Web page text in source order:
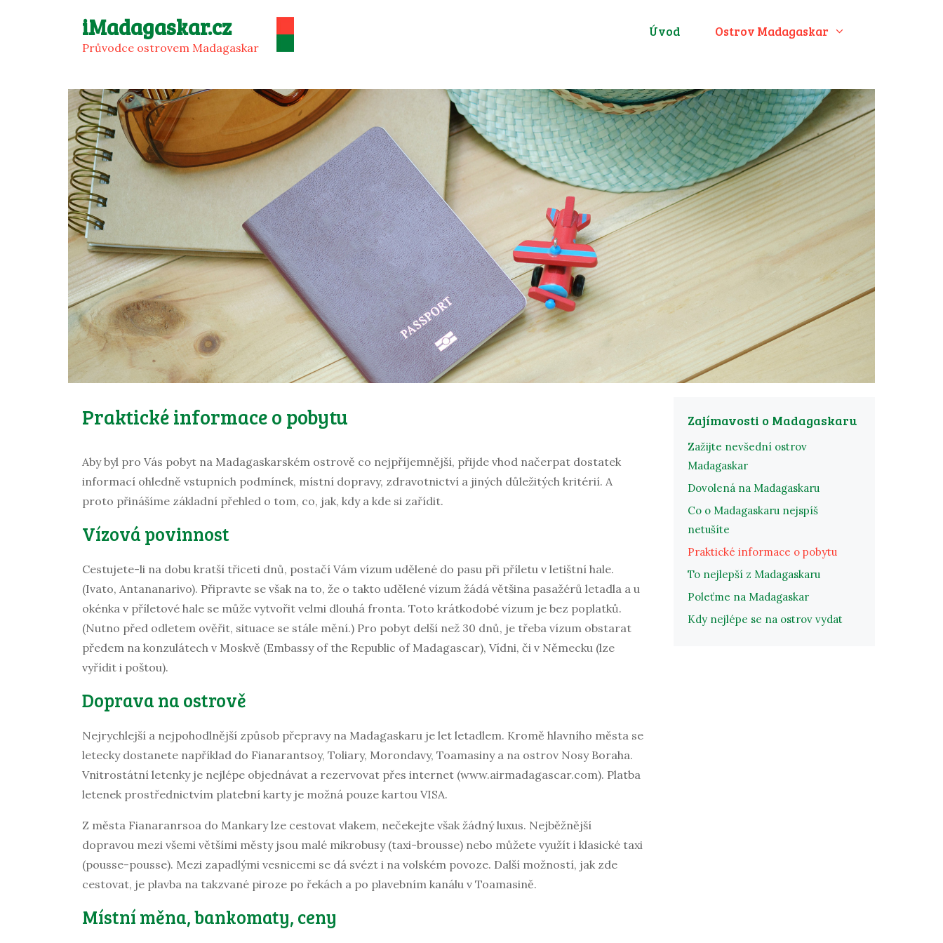
iMadagaskar.cz
Průvodce ostrovem Madagaskar
Úvod Ostrov Madagaskar
Praktické informace o pobytu
Aby byl pro Vás pobyt na Madagaskarském ostrově co nejpříjemnější, přijde vhod načerpat dostatek
informací ohledně vstupních podmínek, místní dopravy, zdravotnictví a jiných důležitých kritérií. A
proto přinášíme základní přehled o tom, co, jak, kdy a kde si zařídit.
Vízová povinnost
Cestujete-li na dobu kratší třiceti dnů, postačí Vám vízum udělené do pasu při příletu v letištní hale.
(Ivato, Antananarivo). Připravte se však na to, že o takto udělené vízum žádá většina pasažérů letadla a u
okénka v příletové hale se může vytvořit velmi dlouhá fronta. Toto krátkodobé vízum je bez poplatků.
(Nutno před odletem ověřit, situace se stále mění.) Pro pobyt delší než 30 dnů, je třeba vízum obstarat
předem na konzulátech v Moskvě (Embassy of the Republic of Madagascar), Vídni, či v Německu (lze
vyřídit i poštou).
Doprava na ostrově
Nejrychlejší a nejpohodlnější způsob přepravy na Madagaskaru je let letadlem. Kromě hlavního města se
letecky dostanete například do Fianarantsoy, Toliary, Morondavy, Toamasiny a na ostrov Nosy Boraha.
Vnitrostátní letenky je nejlépe objednávat a rezervovat přes internet (www.airmadagascar.com). Platba
letenek prostřednictvím platební karty je možná pouze kartou VISA.
Z města Fianaranrsoa do Mankary lze cestovat vlakem, nečekejte však žádný luxus. Nejběžnější
dopravou mezi všemi většími městy jsou malé mikrobusy (taxi-brousse) nebo můžete využít i klasické taxi
(pousse-pousse). Mezi zapadlými vesnicemi se dá svézt i na volském povoze. Další možností, jak zde
cestovat, je plavba na takzvané piroze po řekách a po plavebním kanálu v Toamasině.
Místní měna, bankomaty, ceny
Zajímavosti o Madagaskaru
Zažijte nevšední ostrov
Madagaskar
Dovolená na Madagaskaru
Co o Madagaskaru nejspíš
netušíte
Praktické informace o pobytu
To nejlepší z Madagaskaru
Poleťme na Madagaskar
Kdy nejlépe se na ostrov vydat